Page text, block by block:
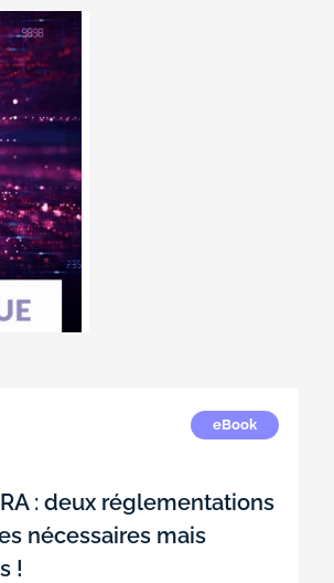
eBook
: deux réglementations
nécessaires mais
!